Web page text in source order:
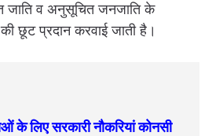
जाति व अनुसूचित जनजाति के
की छूट प्रदान करवाई जाती है।
के लिए सरकारी नौकरियां कोनसी